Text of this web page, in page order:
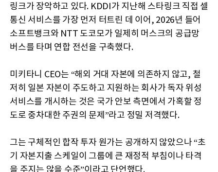
링크가 장악하고 있다. KDDI가 지난해 스타링크 직접 셀
통신 서비스를 가장 먼저 터트린 데 이어, 2026년 들어
소프트뱅크와 NTT 도코모가 일제히 머스크의 공급망
버스를 타며 연합 전선을 구축했다.
미키타니 CEO는 “해외 거대 자본에 의존하지 않고, 철
저히 일본 자본이 주도하고 지원하는 회사가 독자 위성
서비스를 개시하는 것은 국가 안보 측면에서 가혹할 정
도로 중차대한 주권의 문제”라고 정밀 저격했다.
그는 구체적인 합작 투자 원가는 공개하지 않았으나 “초
기 자본지출 스케일이 그룹에 큰 재정적 부침이나 타격
을 주지는 않을 수준”이라고 단언했다.